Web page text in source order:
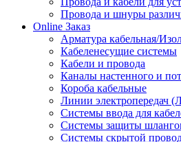
Провода и шнуры
Online Заказ
Арматура кабельная/
Кабеленесущие системы
Кабели и провода
Каналы настенного и
Короба кабельные
Линии электропередач
Системы ввода для
Системы защиты
Системы скрытой